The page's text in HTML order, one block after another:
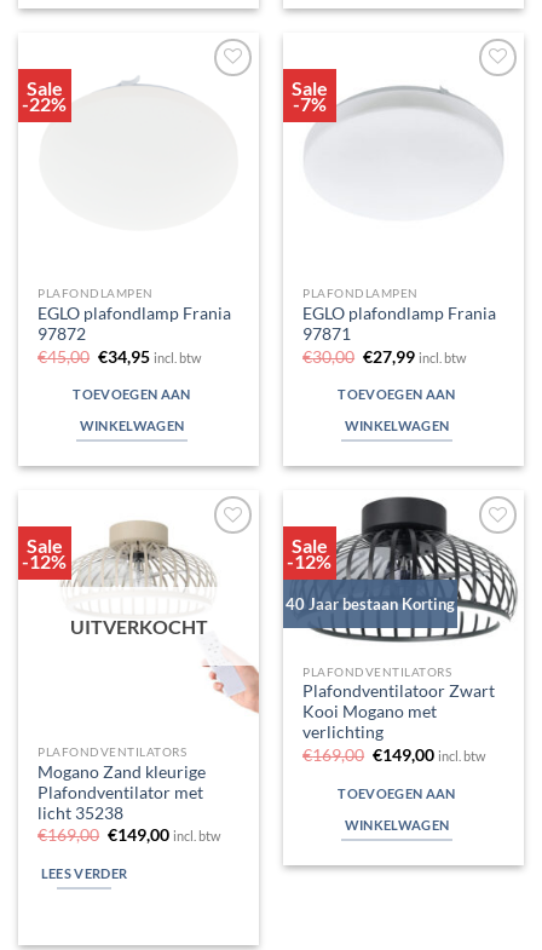
Sale
-22%
Toevoegen
PLAFONDLAMPEN
EGLO plafondlamp Frania
97872
€45,00 Oorspronkelijke
prijs
was:
€45,00.
€34,95Huidige
is:
€34,95.
incl. btw
TOEVOEGEN AAN
WINKELWAGEN
Sale
-7%
Toevoegen
aan
verlanglijst
PLAFONDLAMPEN
EGLO plafondlamp Frania
97871
€30,00 Oorspronkelijke
prijs
was:
€30,00.
€27,99Huidige
is:
€27,99.
incl. btw
TOEVOEGEN AAN
WINKELWAGEN
Sale
-12%
Toevoegen
aan
verlanglijst
UITVERKOCHT
PLAFONDVENTILATORS
Mogano Zand kleurige
Plafondventilator met
licht 35238
€169,00 Oorspronkelijke
was:
€169,00.
€149,00Huidige
incl. btw
LEES VERDER
Sale
-12%
40 Jaar bestaan Korting
Toevoegen
aan
verlanglijst
PLAFONDVENTILATORS
Plafondventilatoor Zwart
Kooi Mogano met
verlichting
€169,00 Oorspronkelijke
was:
€169,00.
€149,00Huidige
is:
€149,00.
incl. btw
TOEVOEGEN AAN
WINKELWAGEN